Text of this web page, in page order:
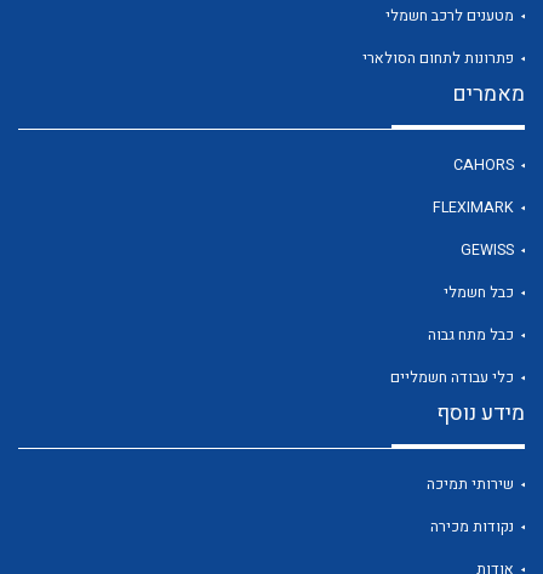
לכל מוצרי היצרן
מטענים לרכב חשמלי
פתרונות לתחום הסולארי
מאמרים
CAHORS
FLEXIMARK
GEWISS
כבל חשמלי
כבל מתח גבוה
כלי עבודה חשמליים
מידע נוסף
שירותי תמיכה
נקודות מכירה
אודות